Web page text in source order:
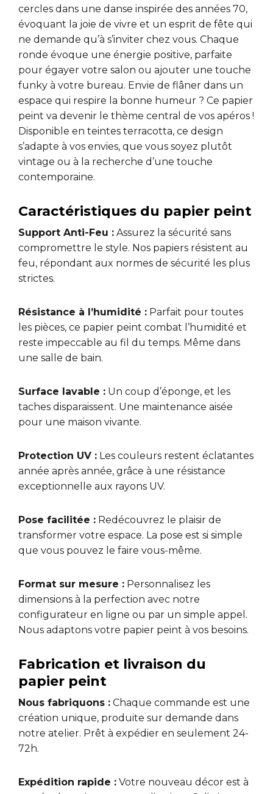
cercles dans une danse inspirée des années 70,
évoquant la joie de vivre et un esprit de fête qui
ne demande qu’à s’inviter chez vous. Chaque
ronde évoque une énergie positive, parfaite
pour égayer votre salon ou ajouter une touche
funky à votre bureau. Envie de flâner dans un
espace qui respire la bonne humeur ? Ce papier
peint va devenir le thème central de vos apéros !
Disponible en teintes terracotta, ce design
s’adapte à vos envies, que vous soyez plutôt
vintage ou à la recherche d’une touche
contemporaine.
Caractéristiques du papier peint
Support Anti-Feu : Assurez la sécurité sans
compromettre le style. Nos papiers résistent au
feu, répondant aux normes de sécurité les plus
strictes.
Résistance à l’humidité : Parfait pour toutes
les pièces, ce papier peint combat l’humidité et
reste impeccable au fil du temps. Même dans
une salle de bain.
Surface lavable : Un coup d’éponge, et les
taches disparaissent. Une maintenance aisée
pour une maison vivante.
Protection UV : Les couleurs restent éclatantes
année après année, grâce à une résistance
exceptionnelle aux rayons UV.
Pose facilitée : Redécouvrez le plaisir de
transformer votre espace. La pose est si simple
que vous pouvez le faire vous-même.
Format sur mesure : Personnalisez les
dimensions à la perfection avec notre
configurateur en ligne ou par un simple appel.
Nous adaptons votre papier peint à vos besoins.
Fabrication et livraison du
papier peint
Nous fabriquons : Chaque commande est une
création unique, produite sur demande dans
notre atelier. Prêt à expédier en seulement 24-
72h.
Expédition rapide : Votre nouveau décor est à